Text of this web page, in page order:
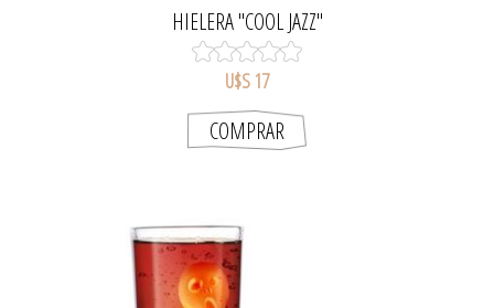
HIELERA "COOL JAZZ"
U$S 17